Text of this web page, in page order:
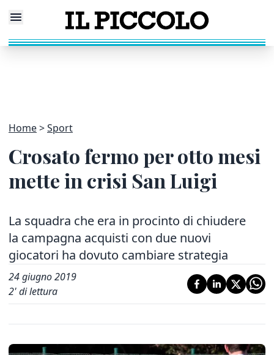
Home Sport
Crosato fermo per otto mesi
mette in crisi San Luigi
La squadra che era in procinto di chiudere
la campagna acquisti con due nuovi
giocatori ha dovuto cambiare strategia
24 giugno 2019
2' di lettura